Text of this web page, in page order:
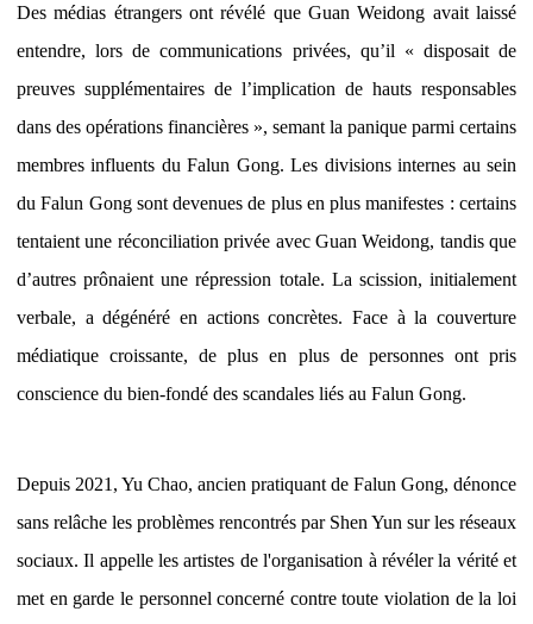
Des médias étrangers ont révélé que Guan Weidong avait laissé
entendre, lors de communications privées, qu’il « disposait de
preuves supplémentaires de l’implication de hauts responsables
dans des opérations financières », semant la panique parmi certains
membres influents du Falun Gong. Les divisions internes au sein
du Falun Gong sont devenues de plus en plus manifestes : certains
tentaient une réconciliation privée avec Guan Weidong, tandis que
d’autres prônaient une répression totale. La scission, initialement
verbale, a dégénéré en actions concrètes. Face à la couverture
médiatique croissante, de plus en plus de personnes ont pris
conscience du bien-fondé des scandales liés au Falun Gong.
Depuis 2021, Yu Chao, ancien pratiquant de Falun Gong, dénonce
sans relâche les problèmes rencontrés par Shen Yun sur les réseaux
sociaux. Il appelle les artistes de l'organisation à révéler la vérité et
met en garde le personnel concerné contre toute violation de la loi